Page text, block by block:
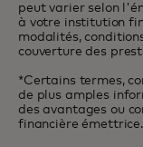
peut varier selon
à votre institution
modalités,
couverture des
*Certains termes,
de plus amples
des avantages ou
financière émettrice.